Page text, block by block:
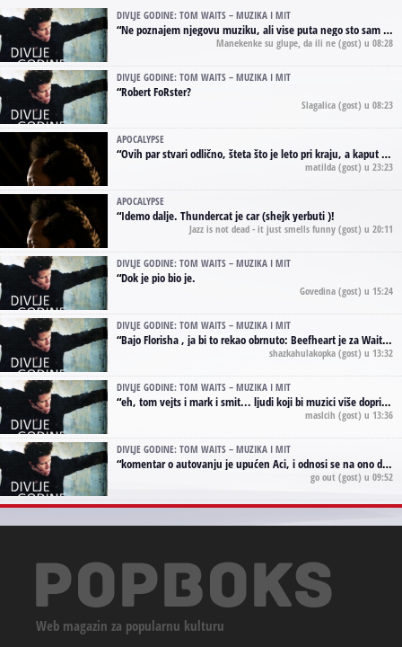
DIVLJE GODINE: TOM WAITS – MUZIKA I MIT
“Ne poznajem njegovu muziku, ali vise puta nego sto sam to zazeleo gledao sam njegove umjetnicke slike na raznim stranama interneta. Te stoga zakljucujem da je Tom Waits Lady Gaga muzike namrstenih, ma
Manekenke su glupe, da ili ne (gost) u 08:28
DIVLJE GODINE: TOM WAITS – MUZIKA I MIT
“Robert FoRster?
Slagalica (gost) u 08:23
APOCALYPSE
“Ovih par stvari odlično, šteta što je leto pri kraju, a kaput koji te vervoatno podseća na pirotski ćilim je iz tradicije Navaho indijanaca ;)
matilda (gost) u 23:23
APOCALYPSE
“Idemo dalje. Thundercat je car (shejk yerbuti )!
Jazz is not dead - it just smells funny (gost) u 20:11
DIVLJE GODINE: TOM WAITS – MUZIKA I MIT
“Dok je pio bio je.
Govedina (gost) u 15:24
DIVLJE GODINE: TOM WAITS – MUZIKA I MIT
“Bajo Florisha , ja bi to rekao obrnuto: Beefheart je za Waitsa, isto sto i Hendrix za Lenny Kravitza
shazkahulakopka (gost) u 13:32
DIVLJE GODINE: TOM WAITS – MUZIKA I MIT
“eh, tom vejts i mark i smit... ljudi koji bi muzici više doprineli da su radili kao vozači tramvaja u gsp-u.
maslcih (gost) u 13:36
DIVLJE GODINE: TOM WAITS – MUZIKA I MIT
“komentar o autovanju je upućen Aci, i odnosi se na ono drugo autovanje...'senzualnost Waitsa' ;)
go out (gost) u 09:52
Web magazin za popularnu kulturu